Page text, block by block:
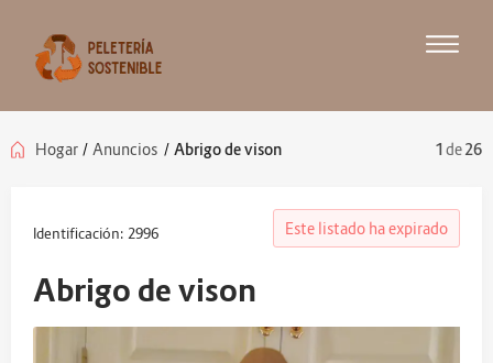
Hogar / Anuncios / Abrigo de vison 1de26
Identificación: 2996 Este listado ha expirado
Abrigo de vison